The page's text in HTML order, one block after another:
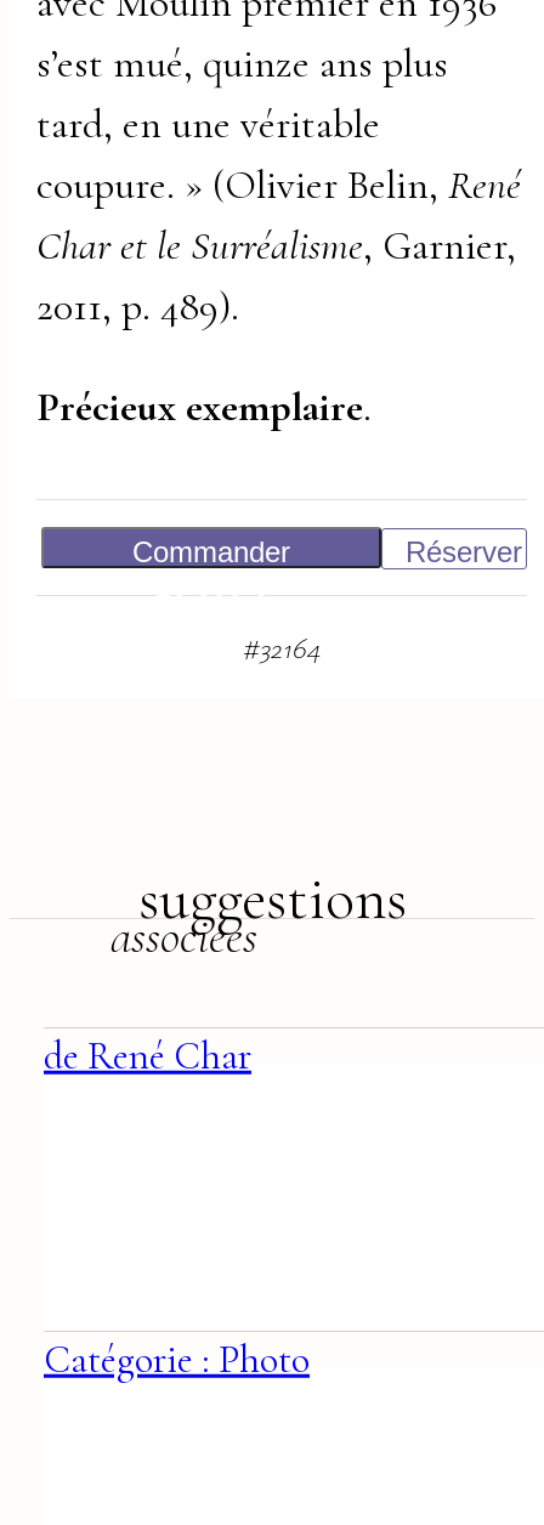
s’est mué, quinze ans plus
tard, en une véritable
coupure. » (Olivier Belin,René
Char et le Surréalisme, Garnier,
2011, p. 489).
Précieux exemplaire.
Commander
Réserver
#32164
suggestions
associées
de René Char
Catégorie : Photo